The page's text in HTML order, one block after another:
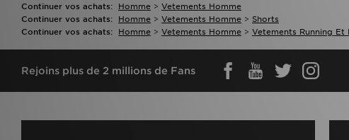
Continuer vos achats:
Homme > Vetements Homme
Continuer vos achats:
Homme > Vetements Homme > Shorts
Continuer vos achats:
Homme > Vetements Homme > Vetements Running Et
Rejoins plus de 2 millions de Fans